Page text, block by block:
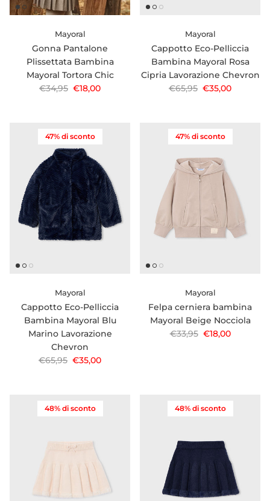
Mayoral
Gonna Pantalone
Plissettata Bambina
Mayoral Tortora Chic
Prezzo normale
€34,95 Prezzo di vendita
€18,00
Mayoral
Cappotto Eco-Pelliccia
Bambina Mayoral Rosa
Cipria Lavorazione Chevron
Prezzo normale
€65,95 Prezzo di
€35,00
47% di sconto
Mayoral
Cappotto Eco-Pelliccia
Bambina Mayoral Blu
Marino Lavorazione
Chevron
Prezzo normale
€65,95 Prezzo di vendita
€35,00
47% di sconto
Mayoral
Felpa cerniera bambina
Mayoral Beige Nocciola
Prezzo normale
€33,95 Prezzo di
€18,00
48% di sconto 48% di sconto